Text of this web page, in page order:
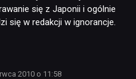
się z Japonii i ogólnie
się w redakcji w ignorancje.
2010 o 11:58